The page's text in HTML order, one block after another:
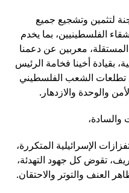
لتثمين وتشجيع جميع
الفلسطينيين، بما يخدم
معربين عن دعمنا
بقيادة أخينا فخامة الرئيس
الشعب الفلسطيني
والوحدة والازدهار.
الإسرائيلية المتكررة،
تقوض كل جهود التهدئة،
العنف والتوتر والاحتقان.